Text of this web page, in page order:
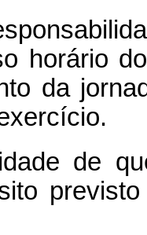
horário
da
de